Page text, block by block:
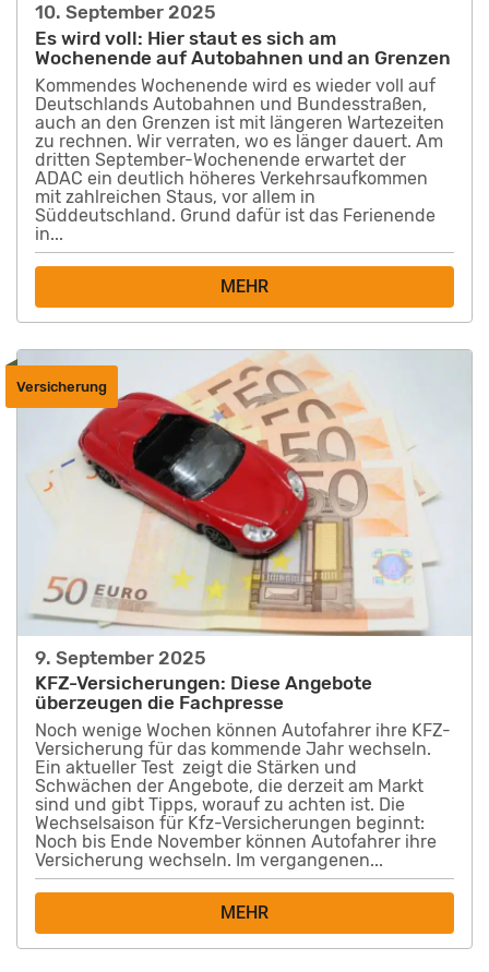
10. September 2025
Es wird voll: Hier staut es sich am
Wochenende auf Autobahnen und an Grenzen
Kommendes Wochenende wird es wieder voll auf
Deutschlands Autobahnen und Bundesstraßen,
auch an den Grenzen ist mit längeren Wartezeiten
zu rechnen. Wir verraten, wo es länger dauert. Am
dritten September-Wochenende erwartet der
ADAC ein deutlich höheres Verkehrsaufkommen
mit zahlreichen Staus, vor allem in
Süddeutschland. Grund dafür ist das Ferienende
in...
MEHR
9. September 2025
KFZ-Versicherungen: Diese Angebote
überzeugen die Fachpresse
Noch wenige Wochen können Autofahrer ihre KFZ-
Versicherung für das kommende Jahr wechseln.
Ein aktueller Test zeigt die Stärken und
Schwächen der Angebote, die derzeit am Markt
sind und gibt Tipps, worauf zu achten ist. Die
Wechselsaison für Kfz-Versicherungen beginnt:
Noch bis Ende November können Autofahrer ihre
Versicherung wechseln. Im vergangenen...
MEHR
Versicherung